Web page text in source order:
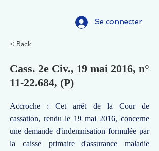
Se connecter
< Back
Cass. 2e Civ., 19 mai 2016, n°
11-22.684, (P)
Accroche : Cet arrêt de la Cour de
cassation, rendu le 19 mai 2016, concerne
une demande d'indemnisation formulée par
la caisse primaire d'assurance maladie